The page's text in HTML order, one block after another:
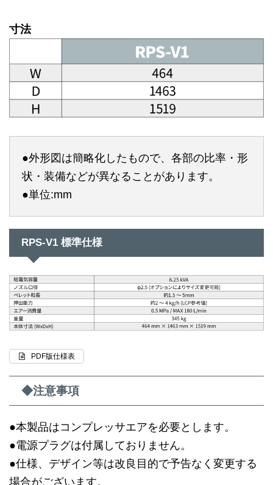
寸法
●外形図は簡略化したもので、各部の比率・形
状・装備などが異なることがあります。
●単位:mm
RPS-V1 標準仕様
PDF版仕様表
◆注意事項
●本製品はコンプレッサエアを必要とします。
●電源プラグは付属しておりません。
●仕様、デザイン等は改良目的で予告なく変更する
場合がございます。